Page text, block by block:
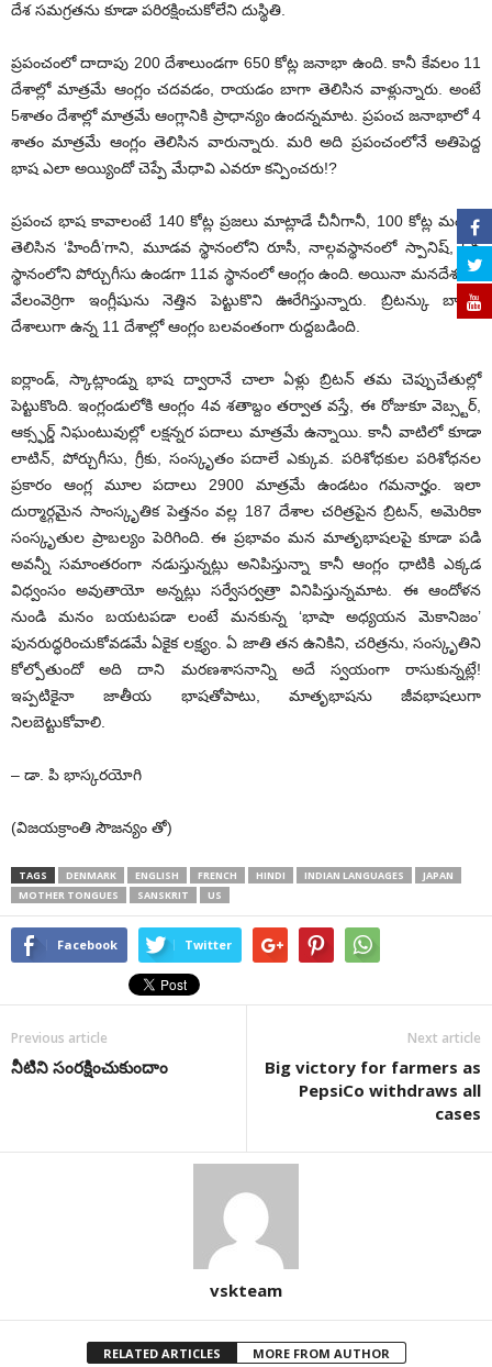
దేశ సమగ్రతను కూడా పరిరక్షించుకోలేని దుస్థితి.
ప్రపంచంలో దాదాపు 200 దేశాలుండగా 650 కోట్ల జనాభా ఉంది. కానీ కేవలం 11
దేశాల్లో మాత్రమే ఆంగ్లం చదవడం, రాయడం బాగా తెలిసిన వాళ్లున్నారు. అంటే
5శాతం దేశాల్లో మాత్రమే ఆంగ్లానికి ప్రాధాన్యం ఉందన్నమాట. ప్రపంచ జనాభాలో 4
శాతం మాత్రమే ఆంగ్లం తెలిసిన వారున్నారు. మరి అది ప్రపంచంలోనే అతిపెద్ద
భాష ఎలా అయ్యిందో చెప్పే మేధావి ఎవరూ కన్పించరు!?
ప్రపంచ భాష కావాలంటే 140 కోట్ల ప్రజలు మాట్లాడే చీనీగానీ, 100 కోట్ల మందికి
తెలిసిన ‘హిందీ’గాని, మూడవ స్థానంలోని రూసీ, నాల్గవస్థానంలో స్పానిష్, 5వ
స్థానంలోని పోర్చుగీసు ఉండగా 11వ స్థానంలో ఆంగ్లం ఉంది. అయినా మనదేశంలో
వేలంవెర్రిగా ఇంగ్లీషును నెత్తిన పెట్టుకొని ఊరేగిస్తున్నారు. బ్రిటన్కు బానిస
దేశాలుగా ఉన్న 11 దేశాల్లో ఆంగ్లం బలవంతంగా రుద్దబడింది.
ఐర్లాండ్, స్కాట్లాండ్ను భాష ద్వారానే చాలా ఏళ్లు బ్రిటన్ తమ చెప్పుచేతుల్లో
పెట్టుకొంది. ఇంగ్లండులోకి ఆంగ్లం 4వ శతాబ్దం తర్వాత వస్తే, ఈ రోజుకూ వెబ్స్టర్,
ఆక్స్ఫర్డ్ నిఘంటువుల్లో లక్షన్నర పదాలు మాత్రమే ఉన్నాయి. కానీ వాటిలో కూడా
లాటిన్, పోర్చుగీసు, గ్రీకు, సంస్కృతం పదాలే ఎక్కువ. పరిశోధకుల పరిశోధనల
ప్రకారం ఆంగ్ల మూల పదాలు 2900 మాత్రమే ఉండటం గమనార్హం. ఇలా
దుర్మార్గమైన సాంస్కృతిక పెత్తనం వల్ల 187 దేశాల చరిత్రపైన బ్రిటన్, అమెరికా
సంస్కృతుల ప్రాబల్యం పెరిగింది. ఈ ప్రభావం మన మాతృభాషలపై కూడా పడి
అవన్నీ సమాంతరంగా నడుస్తున్నట్లు అనిపిస్తున్నా కానీ ఆంగ్లం ధాటికి ఎక్కడ
విధ్వంసం అవుతాయో అన్నట్లు సర్వేసర్వత్రా వినిపిస్తున్నమాట. ఈ ఆందోళన
నుండి మనం బయటపడా లంటే మనకున్న ‘భాషా అధ్యయన మెకానిజం’
పునరుద్ధరించుకోవడమే ఏకైక లక్ష్యం. ఏ జాతి తన ఉనికిని, చరిత్రను, సంస్కృతిని
కోల్పోతుందో అది దాని మరణశాసనాన్ని అదే స్వయంగా రాసుకున్నట్లే!
ఇప్పటికైనా జాతీయ భాషతోపాటు, మాతృభాషను జీవభాషలుగా
నిలబెట్టుకోవాలి.
– డా. పి భాస్కరయోగి
(విజయక్రాంతి సౌజన్యం తో)
TAGS DENMARK ENGLISH FRENCH HINDI INDIAN LANGUAGES
JAPAN
MOTHER TONGUES
SANSKRIT US
Facebook Twitter
Previous article
నీటిని సంరక్షించుకుందాం
Next article
Big victory for farmers as
PepsiCo withdraws all
cases
vskteam
RELATED ARTICLES MORE FROM AUTHOR